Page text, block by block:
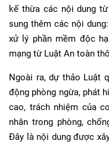
kế thừa các nội dung
sung thêm các nội
xử lý phần mềm độc
mạng từ Luật An toàn
Ngoài ra, dự thảo Luật
động phòng ngừa, phát
cao, trách nhiệm của
nhân trong phòng,
Đây là nội dung được